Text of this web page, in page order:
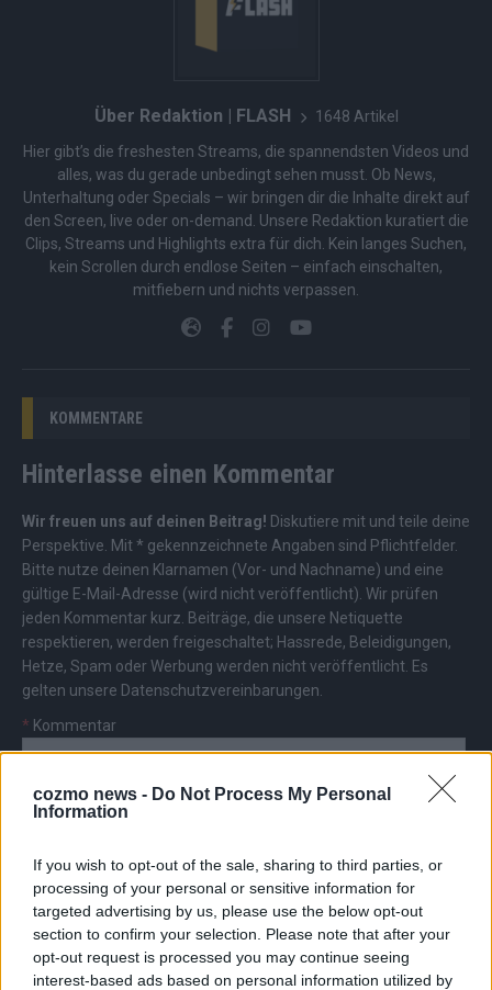
cozmo news - Do Not Process My Personal
Information
If you wish to opt-out of the sale, sharing to third parties, or
processing of your personal or sensitive information for
targeted advertising by us, please use the below opt-out
section to confirm your selection. Please note that after your
opt-out request is processed you may continue seeing
interest-based ads based on personal information utilized by
Über Redaktion | FLASH 1648 Artikel
Hier gibt’s die freshesten Streams, die spannendsten Videos und
alles, was du gerade unbedingt sehen musst. Ob News,
Unterhaltung oder Specials – wir bringen dir die Inhalte direkt auf
den Screen, live oder on-demand. Unsere Redaktion kuratiert die
Clips, Streams und Highlights extra für dich. Kein langes Suchen,
kein Scrollen durch endlose Seiten – einfach einschalten,
mitfiebern und nichts verpassen.
KOMMENTARE
Hinterlasse einen Kommentar
Wir freuen uns auf deinen Beitrag! Diskutiere mit und teile deine
Perspektive. Mit * gekennzeichnete Angaben sind Pflichtfelder.
Bitte nutze deinen Klarnamen (Vor- und Nachname) und eine
gültige E-Mail-Adresse (wird nicht veröffentlicht). Wir prüfen
jeden Kommentar kurz. Beiträge, die unsere Netiquette
respektieren, werden freigeschaltet; Hassrede, Beleidigungen,
Hetze, Spam oder Werbung werden nicht veröffentlicht. Es
gelten unsere Datenschutzvereinbarungen
* Kommentar
Vor- und Nachname